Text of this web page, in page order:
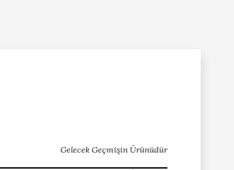
Gelecek Geçmişin Ürünüdür